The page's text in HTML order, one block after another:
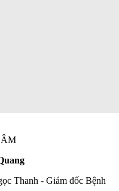
Thanh - Giám đốc Bệnh